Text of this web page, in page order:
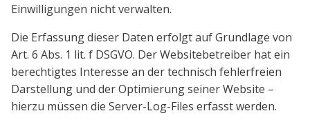
Einwilligungen nicht verwalten.
Die Erfassung dieser Daten erfolgt auf Grundlage von
Art. 6 Abs. 1 lit. f DSGVO. Der Websitebetreiber hat ein
berechtigtes Interesse an der technisch fehlerfreien
Darstellung und der Optimierung seiner Website –
hierzu müssen die Server-Log-Files erfasst werden.